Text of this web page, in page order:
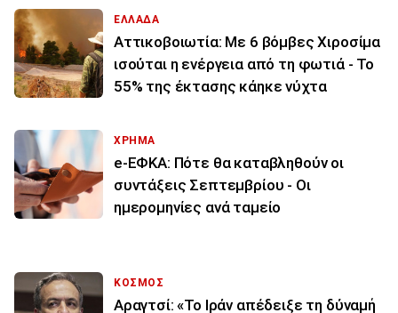
ΕΛΛΑΔΑ
Αττικοβοιωτία: Με 6 βόμβες Χιροσίμα
ισούται η ενέργεια από τη φωτιά - Το
55% της έκτασης κάηκε νύχτα
ΧΡΗΜΑ
e-ΕΦΚΑ: Πότε θα καταβληθούν οι
συντάξεις Σεπτεμβρίου - Οι
ημερομηνίες ανά ταμείο
ΚΟΣΜΟΣ
Αραγτσί: «Το Ιράν απέδειξε τη δύναμή